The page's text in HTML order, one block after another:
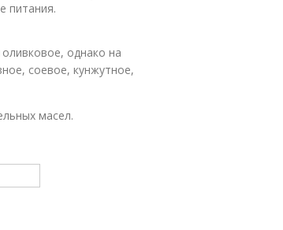
питания.
однако на
соевое, кунжутное,
масел.